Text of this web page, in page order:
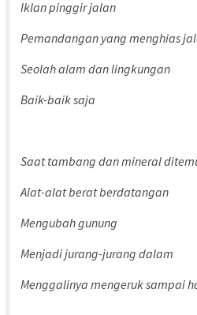
Iklan pinggir jalan
Pemandangan yang menghias
Seolah alam dan lingkungan
Baik-baik saja
Saat tambang dan mineral
Alat-alat berat berdatangan
Mengubah gunung
Menjadi jurang-jurang dalam
Menggalinya mengeruk sampai